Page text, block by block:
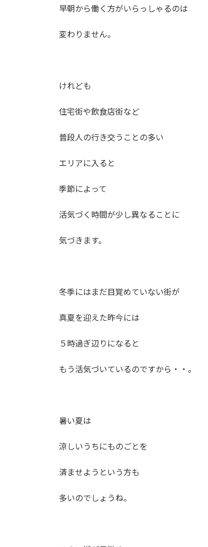
早朝から働く方がいらっしゃるのは
変わりません。
けれども
住宅街や飲食店街など
普段人の行き交うことの多い
エリアに入ると
季節によって
活気づく時間が少し異なることに
気づきます。
冬季にはまだ目覚めていない街が
真夏を迎えた昨今には
５時過ぎ辺りになると
もう活気づいているのですから・・。
暑い夏は
涼しいうちにものごとを
済ませようという方も
多いのでしょうね。